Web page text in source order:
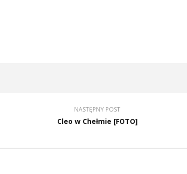
NASTĘPNY POST
Cleo w Chełmie [FOTO]